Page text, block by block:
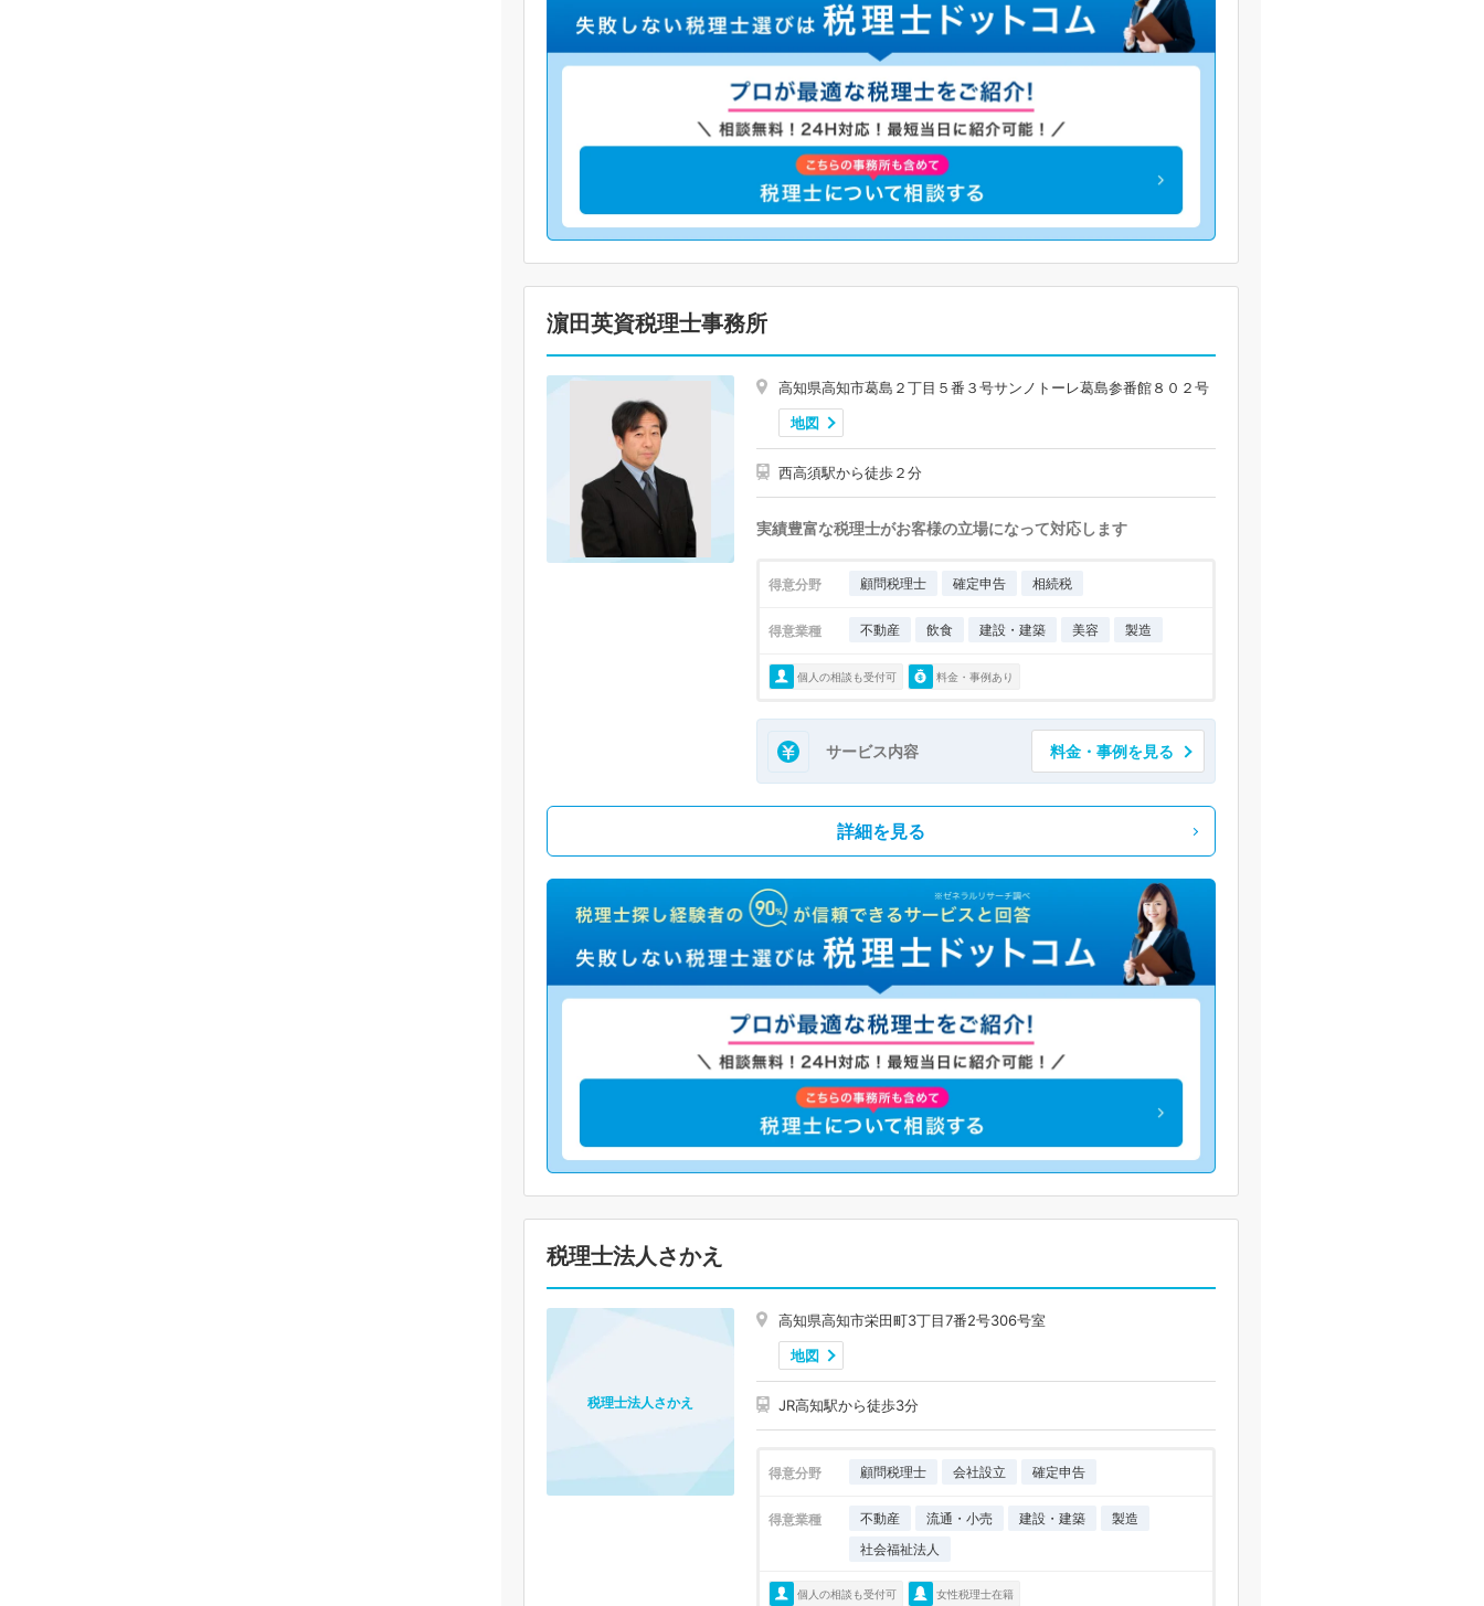
濵田英資税理士事務所
高知県高知市葛島２丁目５番３号サンノトーレ葛島参番館８０２号
地図
西高須駅から徒歩２分
実績豊富な税理士がお客様の立場になって対応します
得意分野 顧問税理士 確定申告 相続税
得意業種 不動産 飲食 建設・建築 美容 製造
個人の相談も受付可 料金・事例あり
サービス内容 料金・事例を見る
詳細を見る
税理士法人さかえ
高知県高知市栄田町3丁目7番2号306号室
地図
JR高知駅から徒歩3分
得意分野 顧問税理士 会社設立 確定申告
得意業種 不動産 流通・小売 建設・建築
製造
社会福祉法人
個人の相談も受付可 女性税理士在籍
税理士法人さかえ